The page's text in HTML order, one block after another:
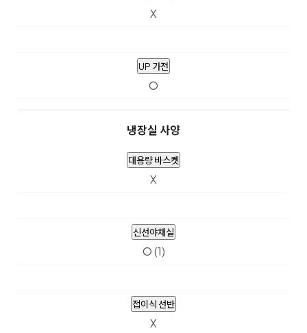
X
UP 가전
O
냉장실 사양
대용량 바스켓
X
신선야채실
O (1)
접이식 선반
X